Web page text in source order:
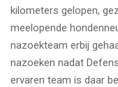
kilometers gelopen,
meelopende
nazoekteam erbij
nazoeken nadat
ervaren team is daar